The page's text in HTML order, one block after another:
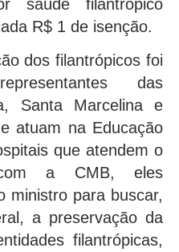
saúde filantrópico
R$ 1 de isenção.
dos filantrópicos foi
das
Santa Marcelina e
atuam na Educação
que atendem o
a CMB, eles
ministro para buscar,
a preservação da
filantrópicas,